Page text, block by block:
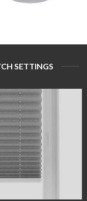
SETTINGS